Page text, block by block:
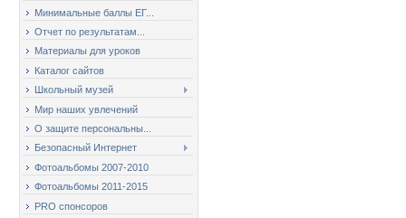
Минимальные баллы ЕГ...
Отчет по результатам...
Материалы для уроков
Каталог сайтов
Школьный музей
Мир наших увлечений
О защите персональны...
Безопасный Интернет
Фотоальбомы 2007-2010
Фотоальбомы 2011-2015
PRO спонсоров